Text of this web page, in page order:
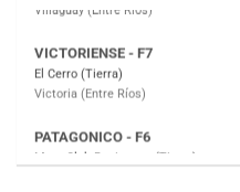
Moto Club Reginense (Tierra)
Gral. E. Godoy (Río Negro)
Juventud Unida (Tierra)